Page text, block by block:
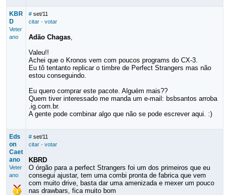
KBR
D
Veter
ano
# set/11
citar· votar
Adão Chagas,
Valeu!!
Achei que o Kronos vem com poucos programs do CX-3.
Eu tô tentanto replicar o timbre de Perfect Strangers mas não
estou conseguindo.
Eu quero comprar este pacote. Alguém mais??
Quem tiver interessado me manda um e-mail: bsbsantos arroba
.ig.com.br.
A gente pode combinar algo que não se pode escrever aqui. :)
Eds
on
Caet
ano
Veter
ano
# set/11
citar· votar
KBRD
O órgão para a perfect Strangers foi um dos primeiros que eu
consegui ajustar, tem uma combi pronta de fabrica que vem
com muito drive, basta dar uma amenizada e mexer um pouco
nas drawbars, fica muito bom